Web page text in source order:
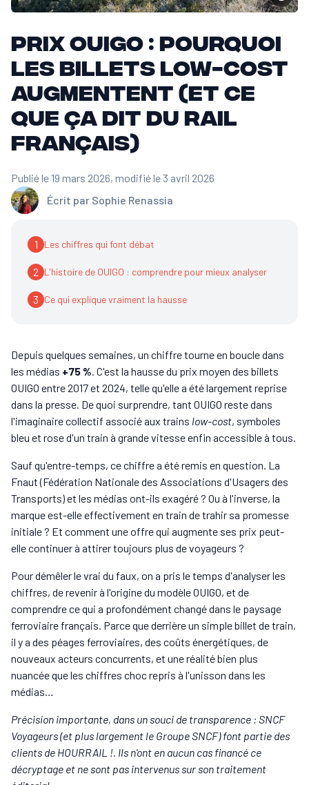
Prix OUIGO : pourquoi
les billets low-cost
augmentent (et ce
que ça dit du rail
français)
Écrit par Sophie Renassia
Publié le 19 mars 2026, modifié le 3 avril 2026
1 Les chiffres qui font débat
2 L'histoire de OUIGO : comprendre pour mieux analyser
3 Ce qui explique vraiment la hausse
Depuis quelques semaines, un chiffre tourne en boucle dans
les médias +75 %. C'est la hausse du prix moyen des billets
OUIGO entre 2017 et 2024, telle qu'elle a été largement reprise
dans la presse. De quoi surprendre, tant OUIGO reste dans
l'imaginaire collectif associé aux trains low-cost, symboles
bleu et rose d'un train à grande vitesse enfin accessible à tous.
Sauf qu'entre-temps, ce chiffre a été remis en question. La
Fnaut (Fédération Nationale des Associations d'Usagers des
Transports) et les médias ont-ils exagéré ? Ou à l'inverse, la
marque est-elle effectivement en train de trahir sa promesse
initiale ? Et comment une offre qui augmente ses prix peut-
elle continuer à attirer toujours plus de voyageurs ?
Pour démêler le vrai du faux, on a pris le temps d'analyser les
chiffres, de revenir à l'origine du modèle OUIGO, et de
comprendre ce qui a profondément changé dans le paysage
ferroviaire français. Parce que derrière un simple billet de train,
il y a des péages ferroviaires, des coûts énergétiques, de
nouveaux acteurs concurrents, et une réalité bien plus
nuancée que les chiffres choc repris à l'unisson dans les
médias…
Précision importante, dans un souci de transparence : SNCF
Voyageurs (et plus largement le Groupe SNCF) font partie des
clients de HOURRAIL !. Ils n'ont en aucun cas financé ce
décryptage et ne sont pas intervenus sur son traitement